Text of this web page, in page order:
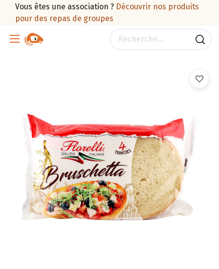
Vous êtes une association ? Découvrir nos produits
pour des repas de groupes